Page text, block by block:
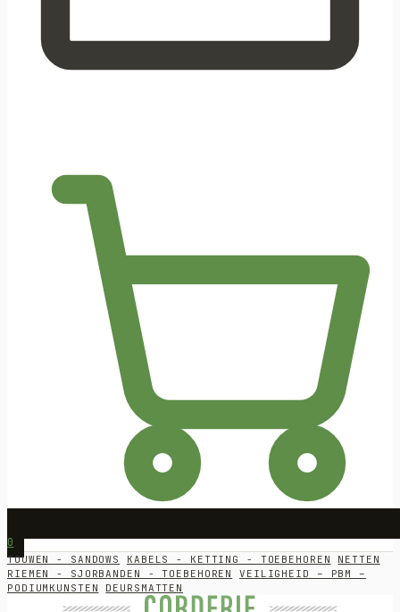
0
TOUWEN - SANDOWS KABELS - KETTING - TOEBEHOREN
NETTEN
RIEMEN - SJORBANDEN - TOEBEHOREN
VEILIGHEID – PBM –
PODIUMKUNSTEN
DEURSMATTEN